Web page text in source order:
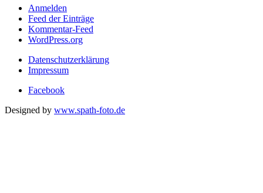
Anmelden
Feed der Einträge
Kommentar-Feed
WordPress.org
Datenschutzerklärung
Impressum
Facebook
Designed by www.spath-foto.de